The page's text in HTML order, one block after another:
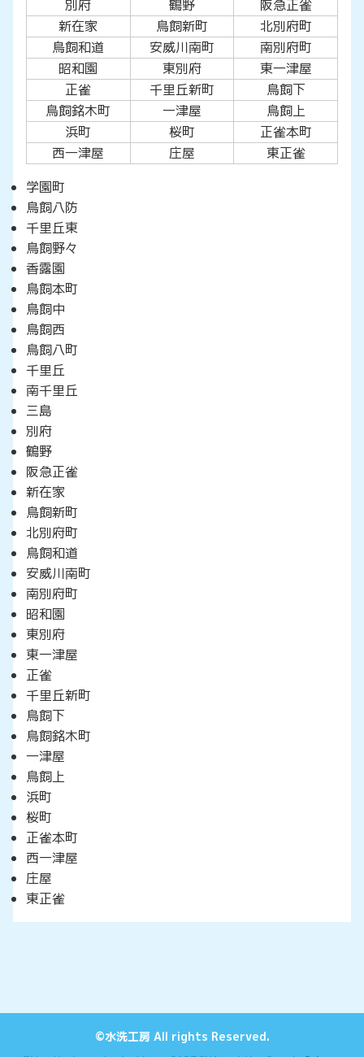
別府
鶴野
阪急正雀
新在家
鳥飼新町
北別府町
鳥飼和道
安威川南町
南別府町
昭和園
東別府
東一津屋
正雀
千里丘新町
鳥飼下
鳥飼銘木町
一津屋
鳥飼上
浜町
桜町
正雀本町
西一津屋
庄屋
東正雀
学園町
鳥飼八防
千里丘東
鳥飼野々
香露園
鳥飼本町
鳥飼中
鳥飼西
鳥飼八町
千里丘
南千里丘
三島
別府
鶴野
阪急正雀
新在家
鳥飼新町
北別府町
鳥飼和道
安威川南町
南別府町
昭和園
東別府
東一津屋
正雀
千里丘新町
鳥飼下
鳥飼銘木町
一津屋
鳥飼上
浜町
桜町
正雀本町
西一津屋
庄屋
東正雀
©水洗工房 All rights Reserved.